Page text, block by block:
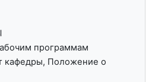
программам
кафедры, Положение о